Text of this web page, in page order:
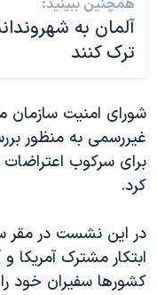
همچنین ببینید:
آلمان به
ترک کنند
شورای امنیت
غیررسمی به منظور
برای سرکوب اعتراضات
کرد.
در این نشست در مقر
ابتکار مشترک آمریکا
کشورها سفیران خود را